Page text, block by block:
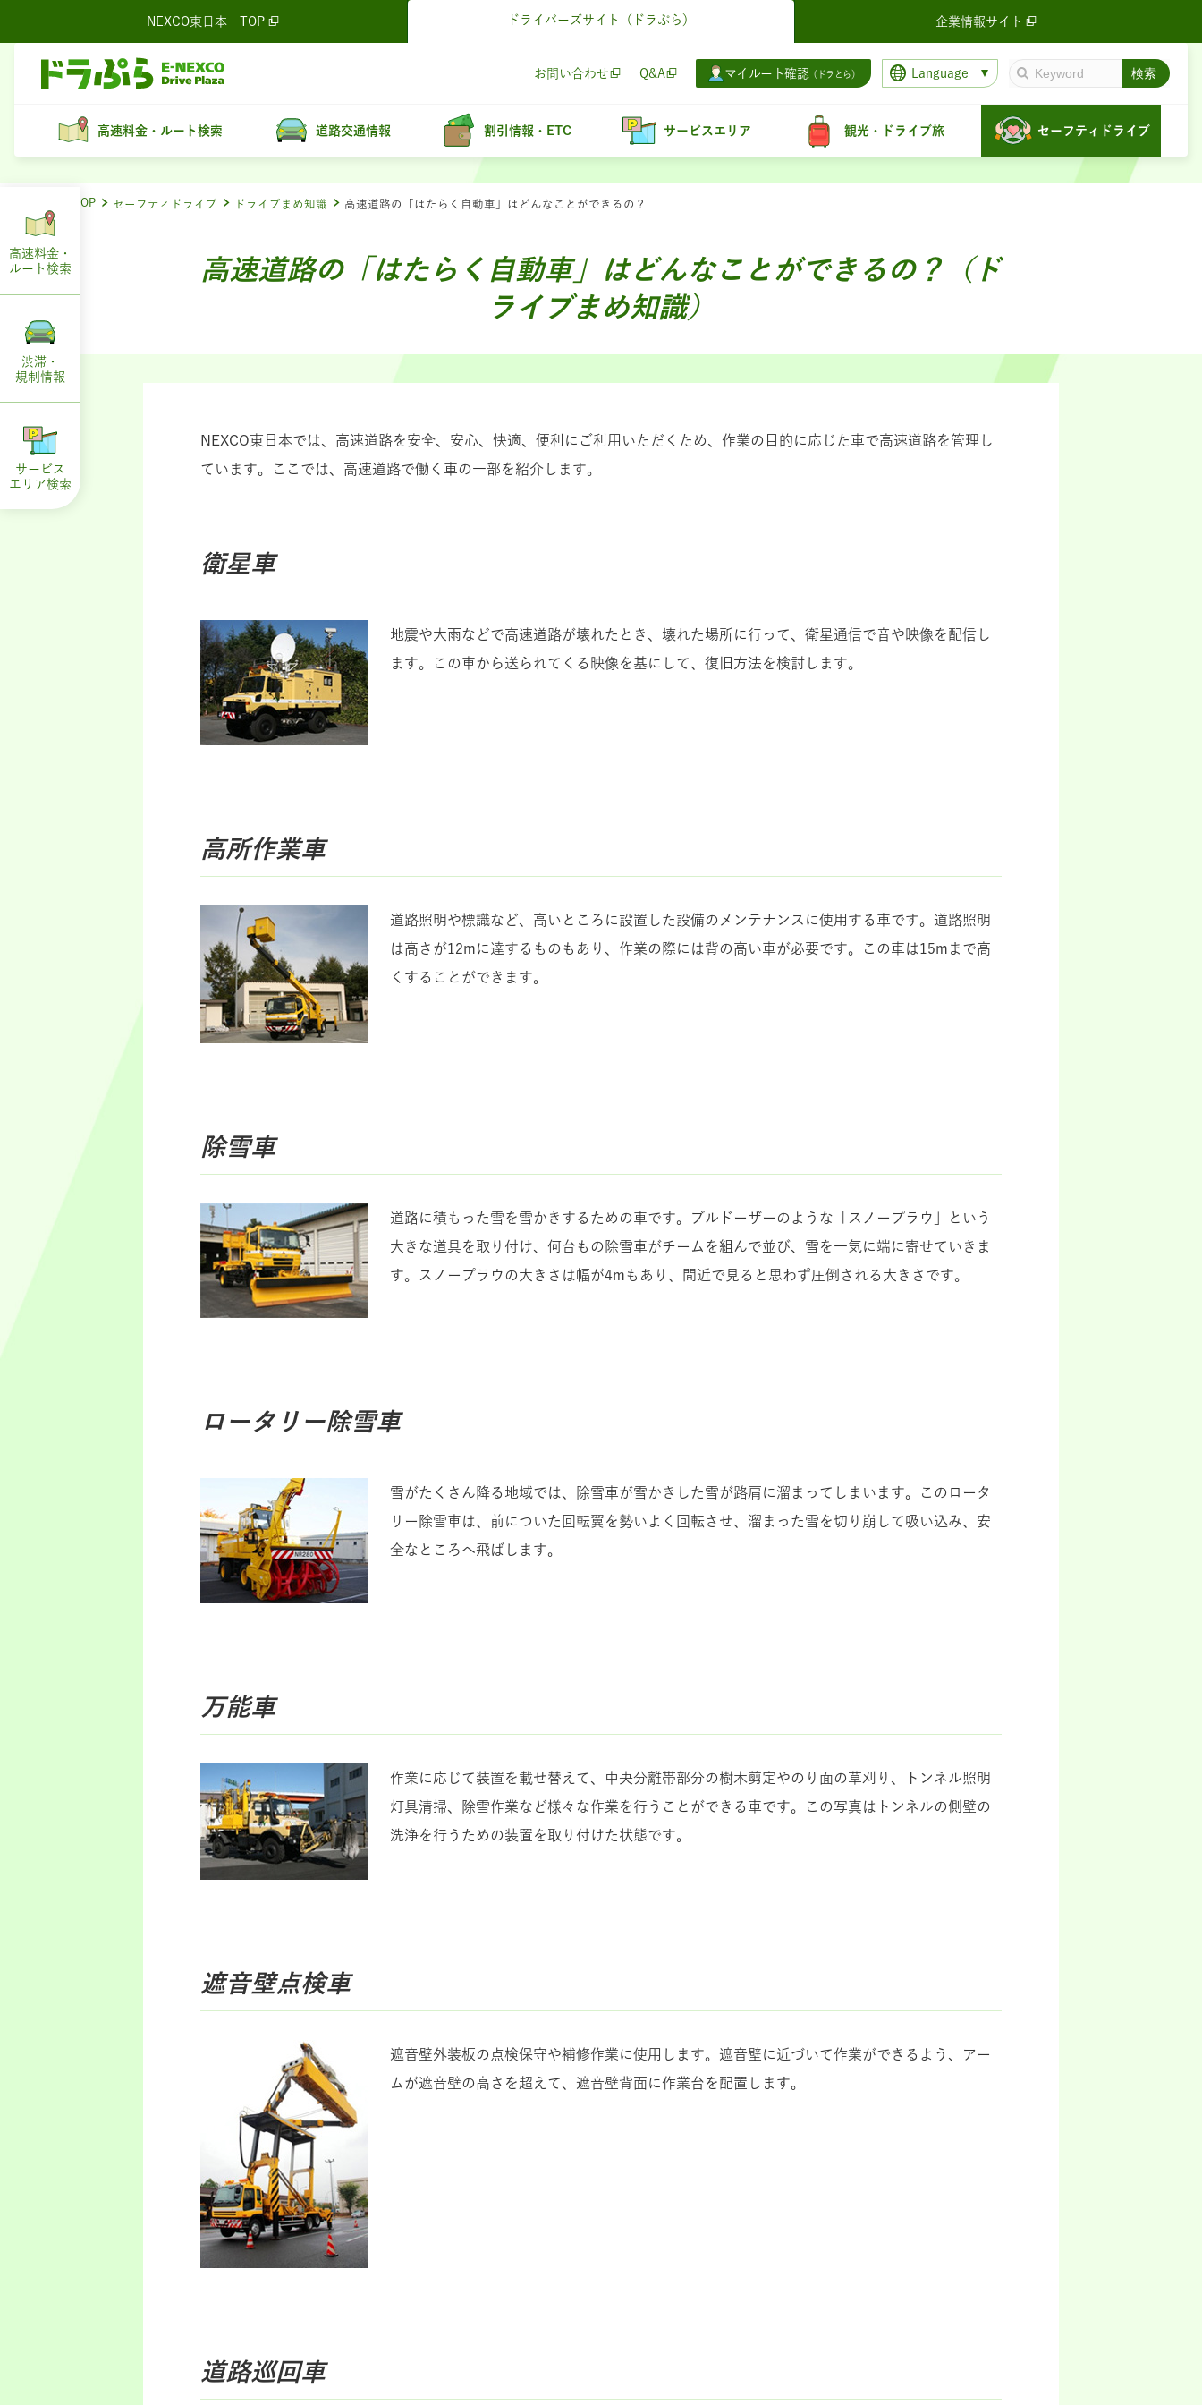
NEXCO東日本 TOP ドライバーズサイト （ドラぷら） 企業情報サイト
お問い合わせ Q&A マイルート確認 （ドラとら） Language
高速料金・ルート検索 道路交通情報 割引情報・ETC サービスエリア 観光・ドライブ旅 セーフティドライブ
ドラぷらTOP セーフティドライブ ドライブまめ知識 高速道路の「はたらく自動車」はどんなことができるの？
高速道路の「はたらく自動車」はどんなことができるの？（ド
ライブまめ知識）
NEXCO東日本では、高速道路を安全、安心、快適、便利にご利用いただくため、作業の目的に応じた車で高速道路を管理し
ています。ここでは、高速道路で働く車の一部を紹介します。
衛星車
地震や大雨などで高速道路が壊れたとき、壊れた場所に行って、衛星通信で音や映像を配信し
ます。この車から送られてくる映像を基にして、復旧方法を検討します。
高所作業車
道路照明や標識など、高いところに設置した設備のメンテナンスに使用する車です。道路照明
は高さが12mに達するものもあり、作業の際には背の高い車が必要です。この車は15mまで高
くすることができます。
除雪車
道路に積もった雪を雪かきするための車です。ブルドーザーのような「スノープラウ」という
大きな道具を取り付け、何台もの除雪車がチームを組んで並び、雪を一気に端に寄せていきま
す。スノープラウの大きさは幅が4mもあり、間近で見ると思わず圧倒される大きさです。
ロータリー除雪車
雪がたくさん降る地域では、除雪車が雪かきした雪が路肩に溜まってしまいます。このロータ
リー除雪車は、前についた回転翼を勢いよく回転させ、溜まった雪を切り崩して吸い込み、安
全なところへ飛ばします。
万能車
作業に応じて装置を載せ替えて、中央分離帯部分の樹木剪定やのり面の草刈り、トンネル照明
灯具清掃、除雪作業など様々な作業を行うことができる車です。この写真はトンネルの側壁の
洗浄を行うための装置を取り付けた状態です。
遮音壁点検車
遮音壁外装板の点検保守や補修作業に使用します。遮音壁に近づいて作業ができるよう、アー
ムが遮音壁の高さを超えて、遮音壁背面に作業台を配置します。
道路巡回車
高速料金・
ルート 検索
渋滞・
規制情報
サービス
エリア検索